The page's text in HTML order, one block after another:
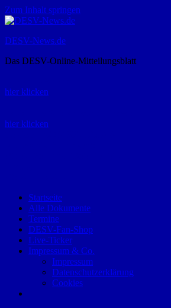
Zum Inhalt springen
DESV-News.de
Das DESV-Online-Mitteilungsblatt
hier klicken
hier klicken
Startseite
Alle Dokumente
Termine
DESV-Fan-Shop
Live-Ticker
Impressum & Co.
Impressum
Datenschutzerklärung
Cookies